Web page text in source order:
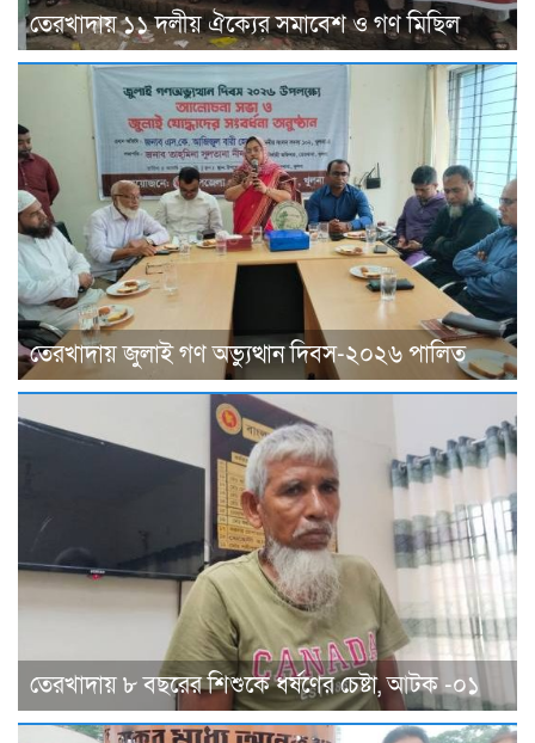
তেরখাদায় ১১ দলীয় ঐক্যের সমাবেশ ও গণ মিছিল
তেরখাদায় জুলাই গণ অভ্যুত্থান দিবস-২০২৬ পালিত
তেরখাদায় ৮ বছরের শিশুকে ধর্ষণের চেষ্টা, আটক -০১